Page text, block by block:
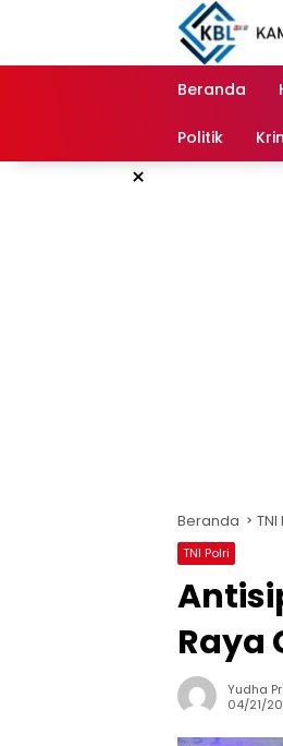
Beranda
Politik
×
Beranda TNI
TNI Polri
Raya
Yudha
04/21/